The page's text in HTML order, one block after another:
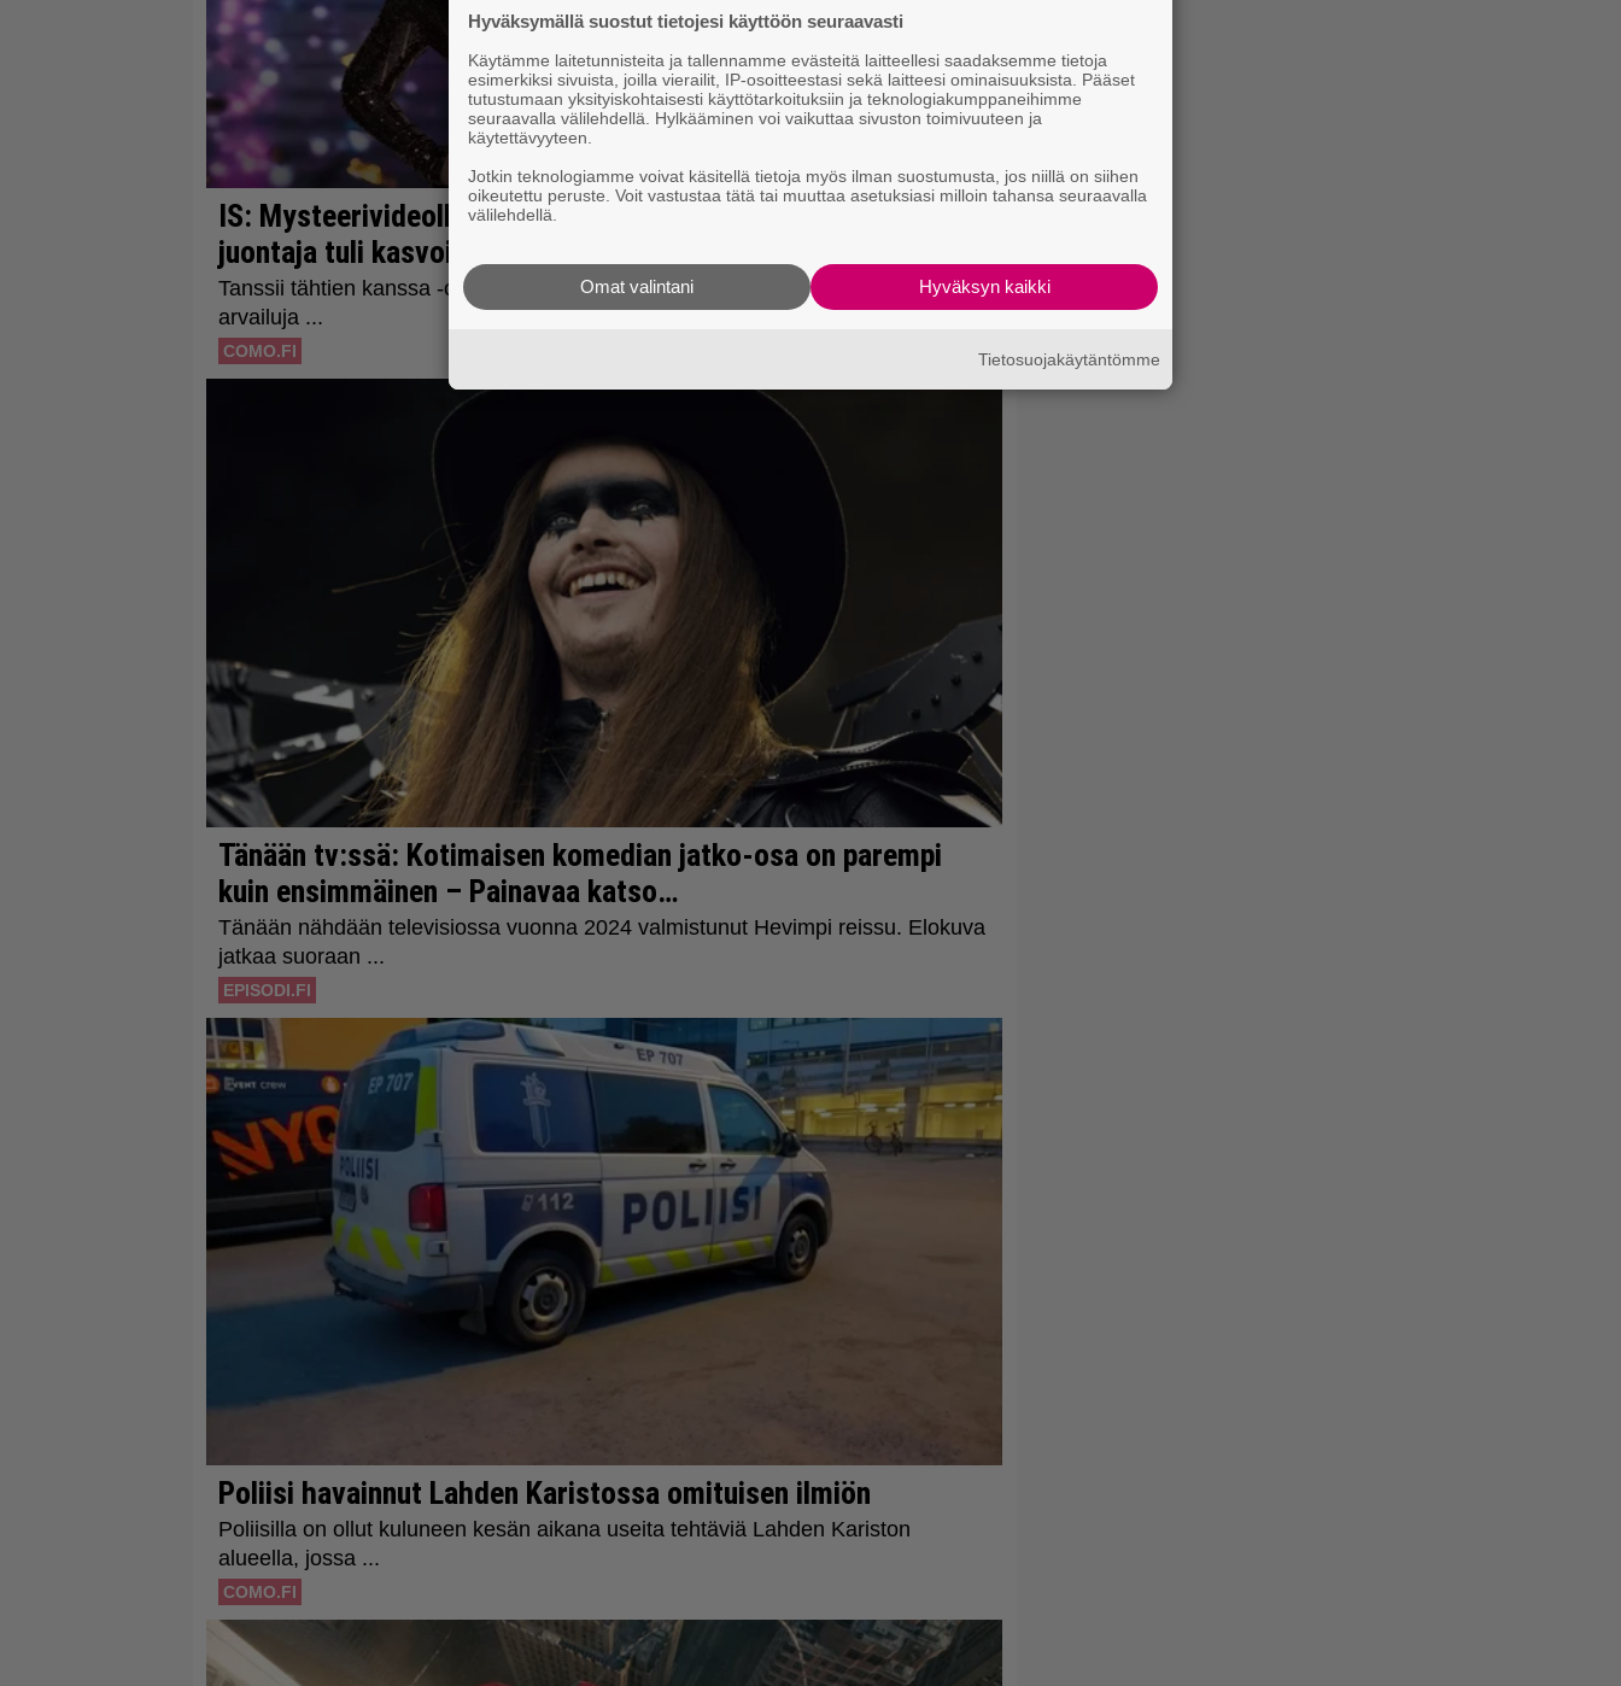
Hyväksymällä suostut tietojesi käyttöön seuraavasti
Käytämme laitetunnisteita ja tallennamme evästeitä laitteellesi saadaksemme tietoja
esimerkiksi sivuista, joilla vierailit, IP-osoitteestasi sekä laitteesi ominaisuuksista. Pääset
tutustumaan yksityiskohtaisesti käyttötarkoituksiin ja teknologiakumppaneihimme
seuraavalla välilehdellä. Hylkääminen voi vaikuttaa sivuston toimivuuteen ja
käytettävyyteen.
Jotkin teknologiamme voivat käsitellä tietoja myös ilman suostumusta, jos niillä on siihen
oikeutettu peruste. Voit vastustaa tätä tai muuttaa asetuksiasi milloin tahansa seuraavalla
välilehdellä.
Hyväksyn kaikki
Omat valintani
Tietosuojakäytäntömme